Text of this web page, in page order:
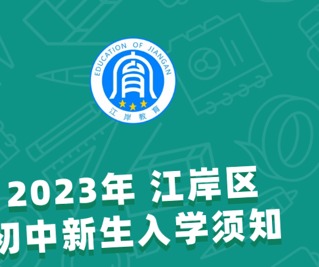
年 江岸区
新生入学须知
年 江岸区
新生入学须知